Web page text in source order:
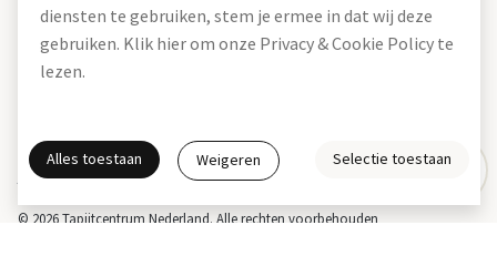
Werken bij
Montageservice
Blog
© 2026 Tapijtcentrum Nederland. Alle rechten voorbehouden
Actie- en betalingsvoorwaarden * Disclaimer
Gratis interieuradvies
diensten te gebruiken, stem je ermee in dat wij deze
gebruiken. Klik hier om onze Privacy & Cookie Policy te
lezen.
Alles toestaan Weigeren Selectie toestaan